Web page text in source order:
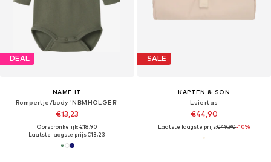
DEAL
NAME IT
Rompertje/body 'NBMHOLGER'
€13,23
Oorspronkelijk: €18,90
Laatste laagste prijs:€13,23
SALE
KAPTEN & SON
Luiertas
€44,90
Laatste laagste prijs:€49,90-10%